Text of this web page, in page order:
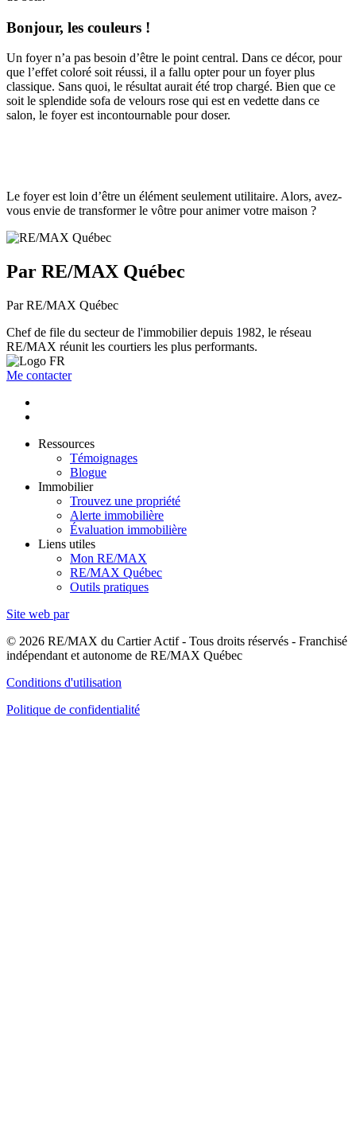
Bonjour, les couleurs !
Un foyer n’a pas besoin d’être le point central. Dans ce décor, pour
que l’effet coloré soit réussi, il a fallu opter pour un foyer plus
classique. Sans quoi, le résultat aurait été trop chargé. Bien que ce
soit le splendide sofa de velours rose qui est en vedette dans ce
salon, le foyer est incontournable pour doser.
Le foyer est loin d’être un élément seulement utilitaire. Alors, avez-
vous envie de transformer le vôtre pour animer votre maison ?
Par RE/MAX Québec
Par RE/MAX Québec
Chef de file du secteur de l'immobilier depuis 1982, le réseau
RE/MAX réunit les courtiers les plus performants.
Me contacter
Ressources
Témoignages
Blogue
Immobilier
Trouvez une propriété
Alerte immobilière
Évaluation immobilière
Liens utiles
Mon RE/MAX
RE/MAX Québec
Outils pratiques
Site web par
© 2026 RE/MAX du Cartier Actif - Tous droits réservés - Franchisé
indépendant et autonome de RE/MAX Québec
Conditions d'utilisation
Politique de confidentialité